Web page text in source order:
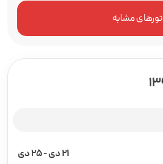
تورهای مشابه
21 دی -25 دی